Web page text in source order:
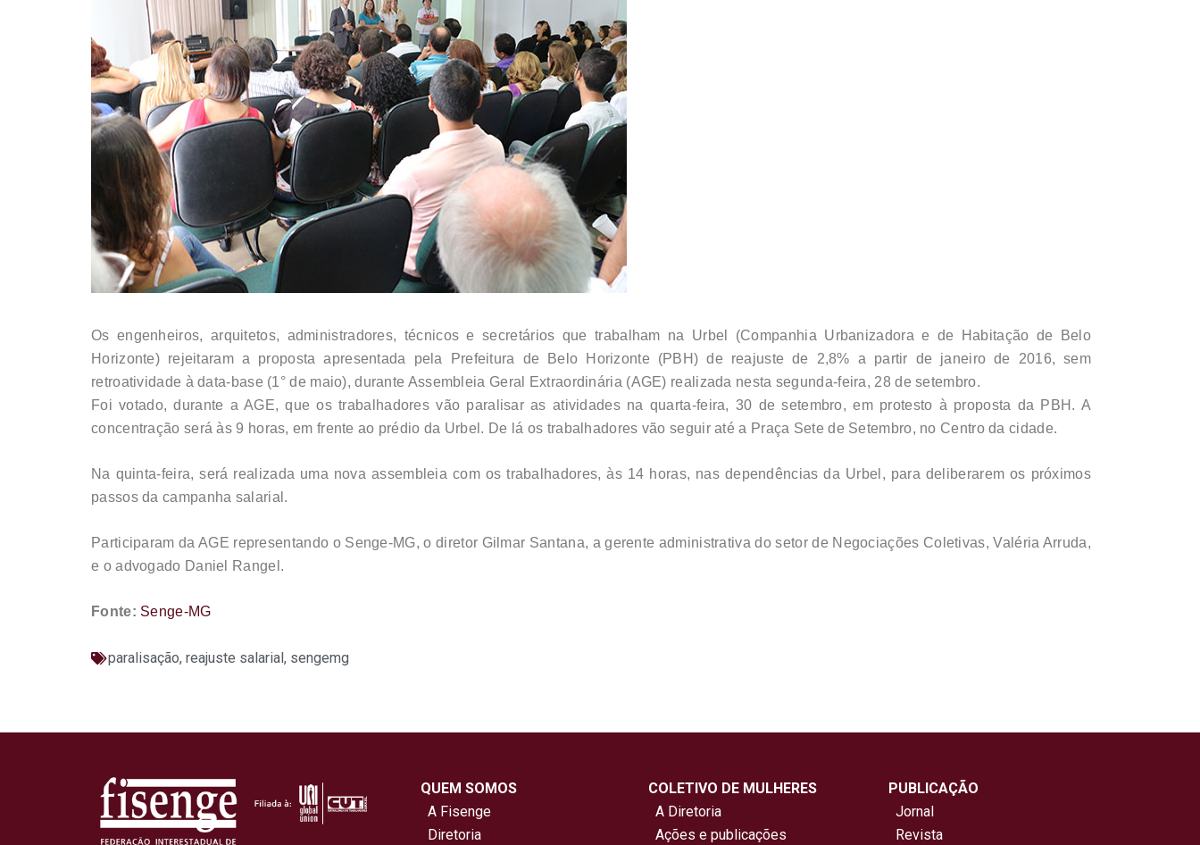
Os engenheiros, arquitetos, administradores, técnicos e secretários que trabalham na Urbel (Companhia Urbanizadora e de Habitação de Belo
Horizonte) rejeitaram a proposta apresentada pela Prefeitura de Belo Horizonte (PBH) de reajuste de 2,8% a partir de janeiro de 2016, sem
retroatividade à data-base (1° de maio), durante Assembleia Geral Extraordinária (AGE) realizada nesta segunda-feira, 28 de setembro.
Foi votado, durante a AGE, que os trabalhadores vão paralisar as atividades na quarta-feira, 30 de setembro, em protesto à proposta da PBH. A
concentração será às 9 horas, em frente ao prédio da Urbel. De lá os trabalhadores vão seguir até a Praça Sete de Setembro, no Centro da cidade.
Na quinta-feira, será realizada uma nova assembleia com os trabalhadores, às 14 horas, nas dependências da Urbel, para deliberarem os próximos
passos da campanha salarial.
Participaram da AGE representando o Senge-MG, o diretor Gilmar Santana, a gerente administrativa do setor de Negociações Coletivas, Valéria Arruda,
e o advogado Daniel Rangel.
Fonte: Senge-MG
paralisação, reajuste salarial , sengemg
QUEM SOMOS
A Fisenge
Diretoria
COLETIVO DE MULHERES
A Diretoria
Ações e publicações
PUBLICAÇÃO
Jornal
Revista